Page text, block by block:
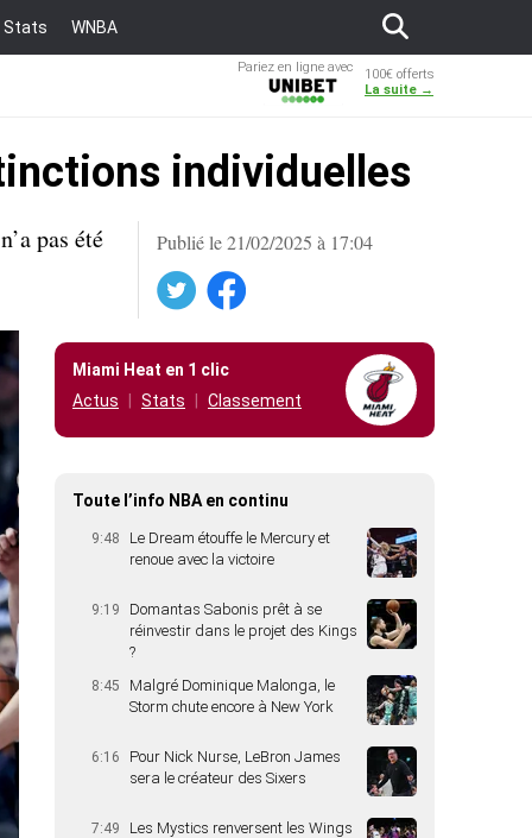
Stats WNBA
Pariez en ligne avec
100€ offerts
La suite →
individuelles
Publié le 21/02/2025 à 17:04
Facebook
pas été
Miami Heat en 1 clic
Actus
Stats Classement
Toute l’info NBA en continu
9:48
Le Dream étouffe le Mercury et
renoue avec la victoire
9:19
Domantas Sabonis prêt à se
réinvestir dans le projet des Kings
?
8:45
Malgré Dominique Malonga, le
Storm chute encore à New York
6:16
Pour Nick Nurse, LeBron James
sera le créateur des Sixers
7:49
Les Mystics renversent les Wings